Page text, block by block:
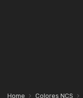
Home Colores NCS